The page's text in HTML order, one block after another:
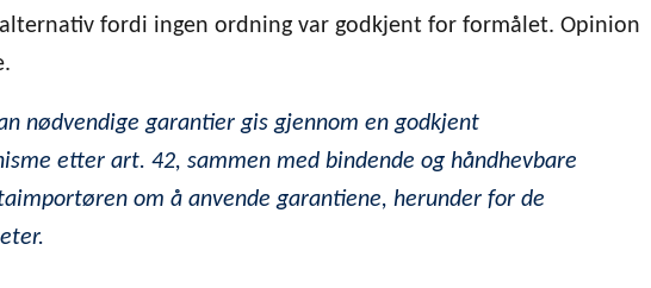
fordi ingen ordning var godkjent for formålet. Opinion
nødvendige garantier gis gjennom en godkjent
etter art. 42, sammen med bindende og håndhevbare
om å anvende garantiene, herunder for de